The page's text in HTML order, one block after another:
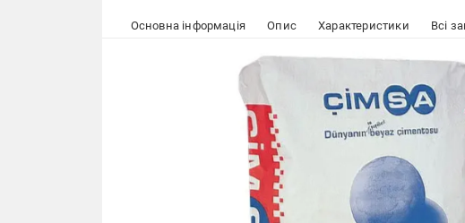
Основна інформація Опис Характеристики Всі